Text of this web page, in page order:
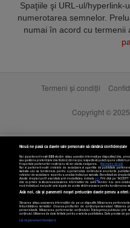
Spaţiile şi URL-ul/
numerotarea semnelor.
numai în acord cu termenii
Termeni și condiții
Copyright © 2025
Setări cookies
Nouă ne pasă ca datele tale personale să rămână confidențiale
Noi și partenerii noștri589stocăm și/sau accesăm informații pe dispozitivul dvs.,
sau gestiona preferințele dvs. făcând clic mai jos, respectiv vă puteți opune utilizării
fi raportate partenerilor noștri și nu vă vor afecta navigarea.
Mai multe detalii
Noi si partenerii nostri (retelele de socializare si agentiile de publicitate
website-ului sa functioneze, pentru a personaliza continutul si anunturile
retelelor de socializare si pentru a analiza traficul pe website. Beneficiati de
Aceste drepturi pot fi exercitate prin modalitatea indicataaici. Prin click pe
dvs. cu privire la stocarea/accesarea informatiilor de catre Vendor-ii cu care
mod individual, mai putin cele legate de cookie strict necesare pentru functionarea
Atât noi, cât și partenerii noștri prelucrăm datele pentru a oferi:
Stocarea și/sau accesarea informațiilor de pe un dispozitiv. Măsurarea
îmbunătățirea serviciilor. Crearea profilurilor de conținut personalizat. Utilizarea
personalizată. Măsurarea performanței conținutului. Înțelegerea publicului prin
conținutul. Utilizarea de date limitate pentru a selecta publicitatea. Date precise de
Listă parteneri (furnizori)